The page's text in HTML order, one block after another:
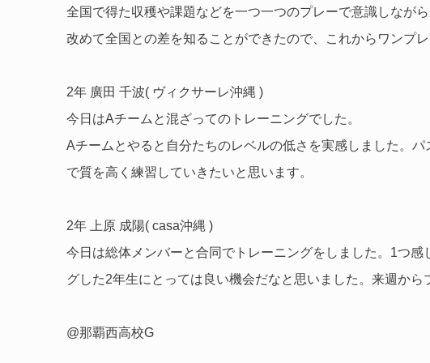
全国で得た収穫や課題などを一つ一つのプレーで意識しなが
改めて全国との差を知ることができたので、これからワンプ
2年 廣田 千波( ヴィクサーレ沖縄 )
今日はAチームと混ざってのトレーニングでした。
Aチームとやると自分たちのレベルの低さを実感しました。
で質を高く練習していきたいと思います。
2年 上原 成陽( casa沖縄 )
今日は総体メンバーと合同でトレーニングをしました。1つ
グした2年生にとっては良い機会だなと思いました。来週か
@那覇西高校G